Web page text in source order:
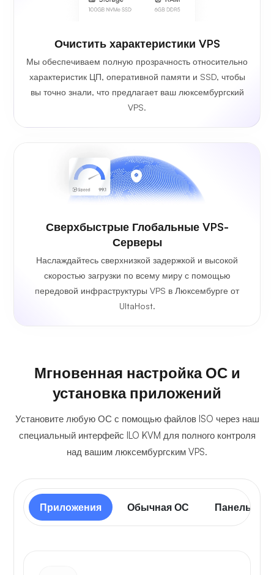
Очистить характеристики VPS
Мы обеспечиваем полную прозрачность относительно
характеристик ЦП, оперативной памяти и SSD, чтобы
вы точно знали, что предлагает ваш люксембургский
VPS.
Сверхбыстрые Глобальные VPS-
Серверы
Наслаждайтесь сверхнизкой задержкой и высокой
скоростью загрузки по всему миру с помощью
передовой инфраструктуры VPS в Люксембурге от
UltaHost.
Мгновенная настройка ОС и
установка приложений
Установите любую ОС с помощью файлов ISO через наш
специальный интерфейс ILO KVM для полного контроля
над вашим люксембургским VPS.
Приложения Обычная ОС Панель